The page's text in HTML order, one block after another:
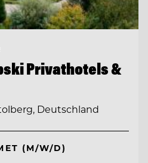
Privathotels &
Deutschland
(M/W/D)